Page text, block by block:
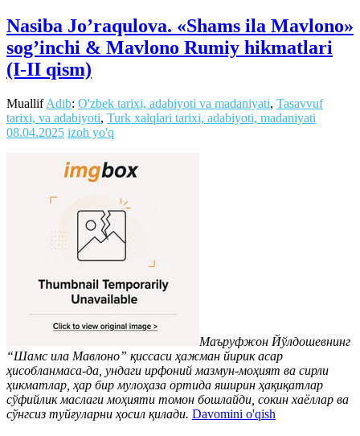
Nasiba Jo’raqulova. «Shams ila Mavlono»
sog’inchi & Mavlono Rumiy hikmatlari
(I-II qism)
MuallifAdib: O'zbek tarixi, adabiyoti va madaniyati, Tasavvuf
tarixi, va adabiyoti, Turk xalqlari tarixi, adabiyoti, madaniyati
08.04.2025 izoh yo'q
Маъруфжон Йўлдошевнинг
“Шамс ила Мавлоно” қиссаси ҳажман йирик асар
ҳисобланмаса-да, ундаги ирфоний мазмун-моҳият ва сирли
ҳикматлар, ҳар бир мулоҳаза ортида яширин ҳақиқатлар
сўфийлик маслаги моҳияти томон бошлайди, сокин хаёллар ва
сўнгсиз туйғуларни ҳосил қилади. Davomini o'qish